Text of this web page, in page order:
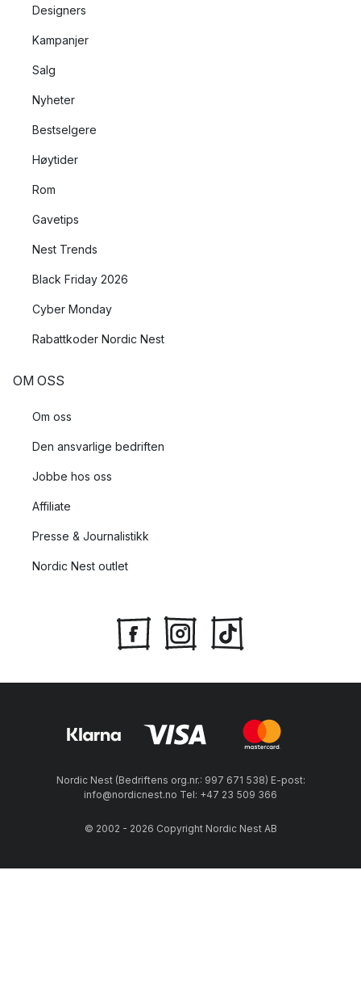
Designers
Kampanjer
Salg
Nyheter
Bestselgere
Høytider
Rom
Gavetips
Nest Trends
Black Friday 2026
Cyber Monday
Rabattkoder Nordic Nest
OM OSS
Om oss
Den ansvarlige bedriften
Jobbe hos oss
Affiliate
Presse & Journalistikk
Nordic Nest outlet
Nordic Nest (Bedriftens org.nr.: 997 671 538) E-post:
info@nordicnest.no Tel: +47 23 509 366
© 2002 - 2026 Copyright Nordic Nest AB